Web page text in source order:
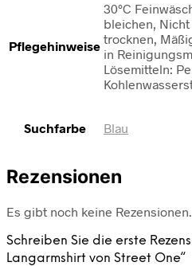
Pflegehinweise
30°C
bleichen,
trocknen,
in
Lösemitteln:
Suchfarbe Blau
Rezensionen
Es gibt noch keine Rezensionen.
Schreiben Sie die erste
Langarmshirt von Street One“